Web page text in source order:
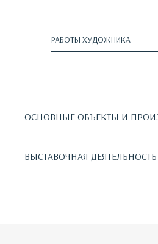
РАБОТЫ ХУДОЖНИКА
ОСНОВНЫЕ ОБЪЕКТЫ И
ВЫСТАВОЧНАЯ ДЕЯТЕЛЬНОСТЬ